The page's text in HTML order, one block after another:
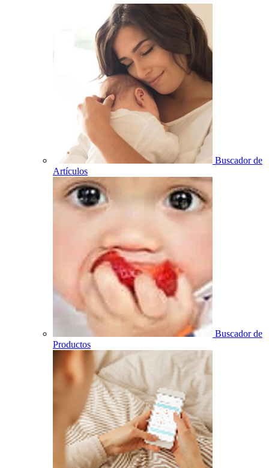
Buscador de
Artículos
Buscador de
Productos